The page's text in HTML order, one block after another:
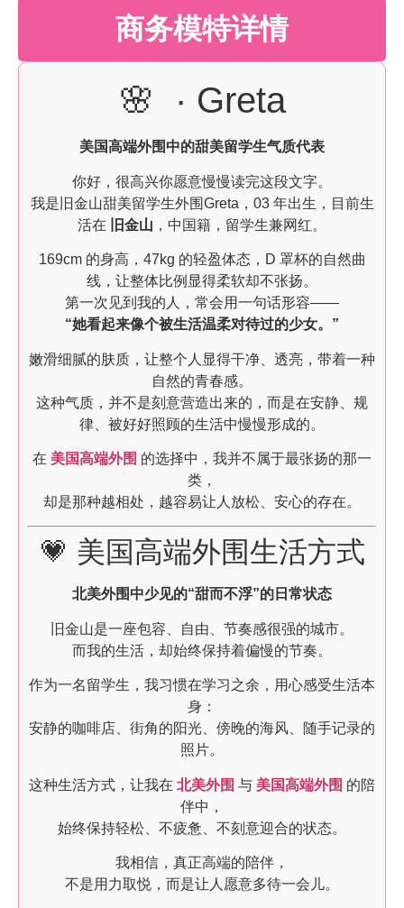
商务模特详情
🌸 · Greta
美国高端外围中的甜美留学生气质代表
你好，很高兴你愿意慢慢读完这段文字。
我是旧金山甜美留学生外围Greta，03 年出生，目前生
活在
旧金山 ，中国籍，留学生兼网红。
169cm 的身高，47kg 的轻盈体态，D 罩杯的自然曲
线，让整体比例显得柔软却不张扬。
第一次见到我的人，常会用一句话形容——
“她看起来像个被生活温柔对待过的少女。”
嫩滑细腻的肤质，让整个人显得干净、透亮，带着一种
自然的青春感。
这种气质，并不是刻意营造出来的，而是在安静、规
律、被好好照顾的生活中慢慢形成的。
在 美国高端外围 的选择中，我并不属于最张扬的那一
类，
却是那种越相处，越容易让人放松、安心的存在。
💗 美国高端外围生活方式
北美外围中少见的“甜而不浮”的日常状态
旧金山是一座包容、自由、节奏感很强的城市。
而我的生活，却始终保持着偏慢的节奏。
作为一名留学生，我习惯在学习之余，用心感受生活本
身：
安静的咖啡店、街角的阳光、傍晚的海风、随手记录的
照片。
这种生活方式，让我在 北美外围 与 美国高端外围 的陪
伴中，
始终保持轻松、不疲惫、不刻意迎合的状态。
我相信，真正高端的陪伴，
不是用力取悦，而是让人愿意多待一会儿。